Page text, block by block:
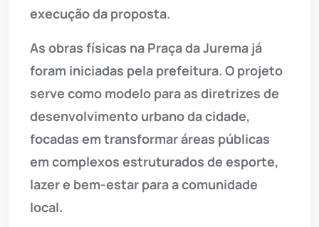
execução da proposta.
As obras físicas na Praça da Jurema já
foram iniciadas pela prefeitura. O projeto
serve como modelo para as diretrizes de
desenvolvimento urbano da cidade,
focadas em transformar áreas públicas
em complexos estruturados de esporte,
lazer e bem-estar para a comunidade
local.